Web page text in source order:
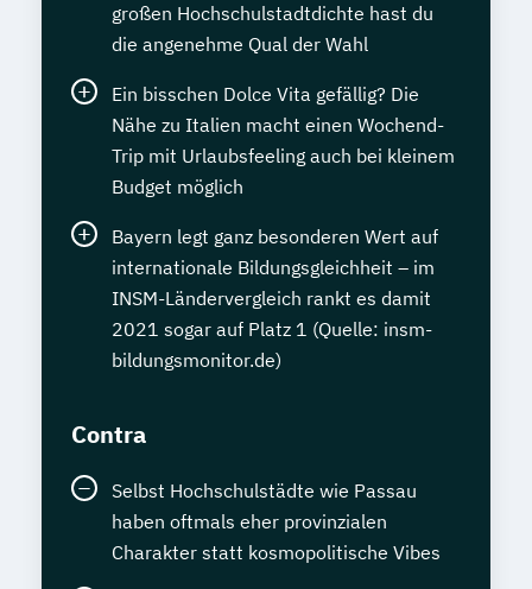
großen Hochschulstadtdichte hast du
die angenehme Qual der Wahl
Ein bisschen Dolce Vita gefällig? Die
Nähe zu Italien macht einen Wochend-
Trip mit Urlaubsfeeling auch bei kleinem
Budget möglich
Bayern legt ganz besonderen Wert auf
internationale Bildungsgleichheit – im
INSM-Ländervergleich rankt es damit
2021 sogar auf Platz 1 (Quelle: insm-
bildungsmonitor.de)
Contra
Selbst Hochschulstädte wie Passau
haben oftmals eher provinzialen
Charakter statt kosmopolitische Vibes